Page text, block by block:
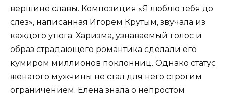
вершине славы. Композиция «Я люблю тебя до
слёз», написанная Игорем Крутым, звучала из
каждого утюга. Харизма, узнаваемый голос и
образ страдающего романтика сделали его
кумиром миллионов поклонниц. Однако статус
женатого мужчины не стал для него строгим
ограничением. Елена знала о непростом